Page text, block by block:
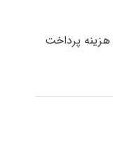
هزینه پرداخت